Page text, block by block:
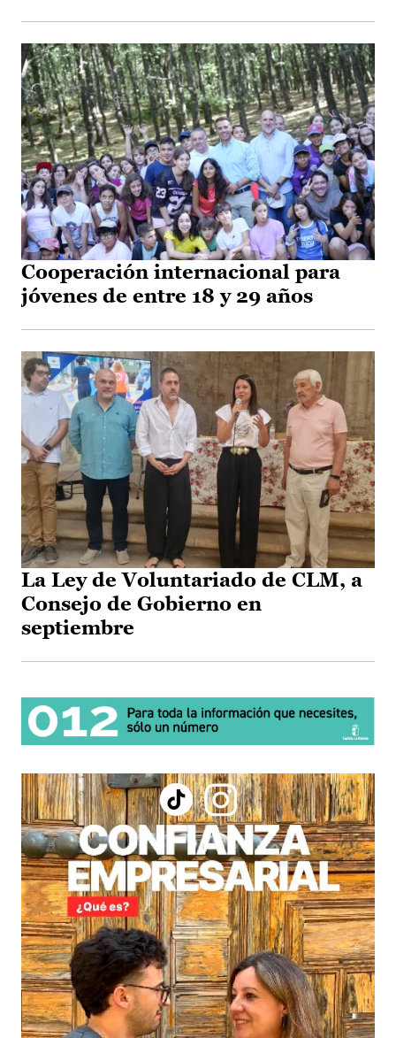
Cooperación internacional para
jóvenes de entre 18 y 29 años
La Ley de Voluntariado de CLM, a
Consejo de Gobierno en
septiembre